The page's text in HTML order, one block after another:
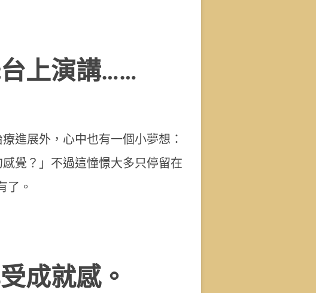
上演講……
進展外，心中也有一個小夢想：
覺？」不過這憧憬大多只停留在
了。
成就感。